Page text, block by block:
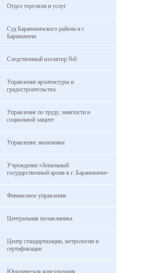
Отдел торговли и услуг
Суд Барановичского района и г.
Барановичи
Следственный изолятор №6
Управление архитектуры и
градостроительства
Управление по труду, занятости и
социальной защите
Управление экономики
Учреждение «Зональный
государственный архив в г. Барановичи»
Финансовое управление
Центральная поликлиника
Центр стандартизации, метрологии и
сертификации
Юридическая консультация